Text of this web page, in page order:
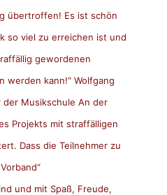
übertroffen! Es ist schön
so viel zu erreichen ist und
gewordenen
werden kann!“ Wolfgang
der Musikschule An der
Projekts mit straffälligen
Dass die Teilnehmer zu
und mit Spaß, Freude,